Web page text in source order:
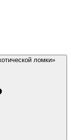
ломки»